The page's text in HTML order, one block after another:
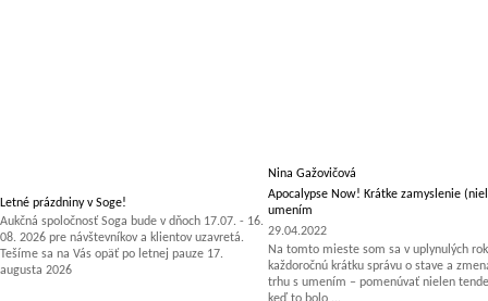
Letné prázdniny v Soge!
Aukčná spoločnosť Soga bude v dňoch 17.07. - 16.
08. 2026 pre návštevníkov a klientov uzavretá.
Tešíme sa na Vás opäť po letnej pauze 17.
augusta 2026
Nina Gažovičová
Apocalypse Now! Krátke zamyslenie
umením
29.04.2022
Na tomto mieste som sa v uplynulých
každoročnú krátku správu o stave a
trhu s umením – pomenúvať nielen